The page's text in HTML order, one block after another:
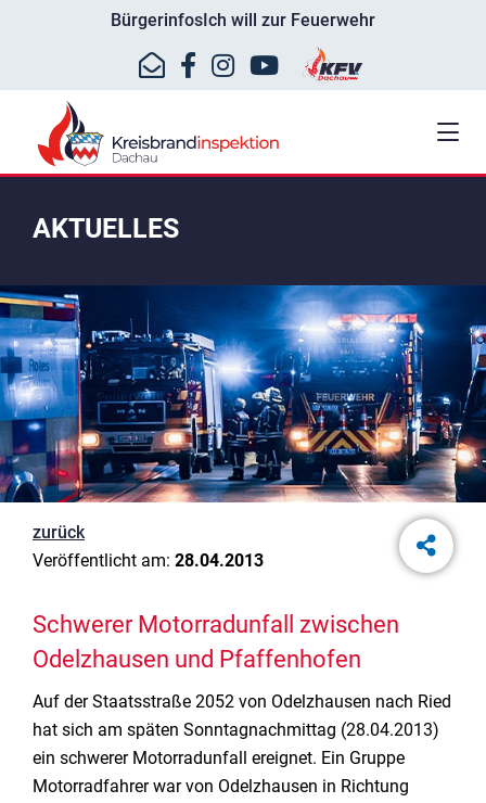
BürgerinfosIch will zur Feuerwehr
AKTUELLES
zurück
Veröffentlicht am: 28.04.2013
Schwerer Motorradunfall zwischen
Odelzhausen und Pfaffenhofen
Auf der Staatsstraße 2052 von Odelzhausen nach Ried
hat sich am späten Sonntagnachmittag (28.04.2013)
ein schwerer Motorradunfall ereignet. Ein Gruppe
Motorradfahrer war von Odelzhausen in Richtung